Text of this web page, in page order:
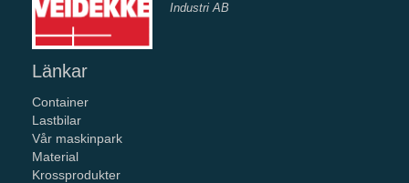
Industri AB
Länkar
Container
Lastbilar
Vår maskinpark
Material
Krossprodukter